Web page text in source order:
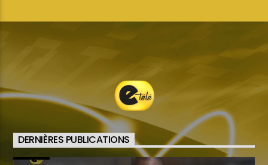
DERNIÈRES PUBLICATIONS